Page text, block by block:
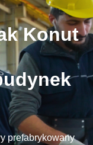
Konut
prefabrykowany